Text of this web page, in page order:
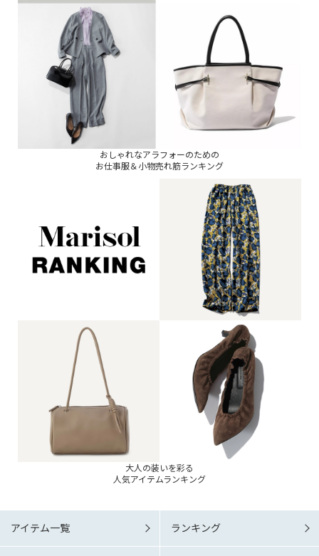
おしゃれなアラフォーのための
お仕事服＆小物売れ筋ランキング
大人の装いを彩る
人気アイテムランキング
アイテム一覧 ランキング